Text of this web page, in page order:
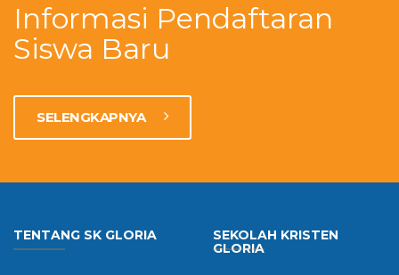
Informasi Pendaftaran
Siswa Baru
SELENGKAPNYA
TENTANG SK GLORIA
SEKOLAH KRISTEN
GLORIA